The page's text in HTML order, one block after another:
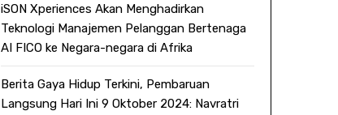
iSON Xperiences Akan Menghadirkan
Teknologi Manajemen Pelanggan Bertenaga
AI FICO ke Negara-negara di Afrika
Berita Gaya Hidup Terkini, Pembaruan
Langsung Hari Ini 9 Oktober 2024: Navratri